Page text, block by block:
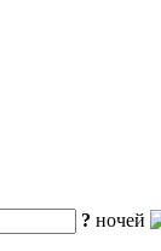
? ночей